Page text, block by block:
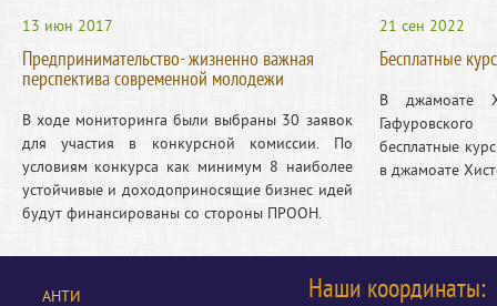
13 июн 2017
Предпринимательство- жизненно важная
перспектива современной молодежи
В ходе мониторинга были выбраны 30 заявок
для участия в конкурсной комиссии. По
условиям конкурса как минимум 8 наиболее
устойчивые и доходоприносящие бизнес идей
будут финансированы со стороны ПРООН.
21 сен 2022
Бесплатные
В джамоате
бесплатные
в джамоате
АНТИ Наши координаты: